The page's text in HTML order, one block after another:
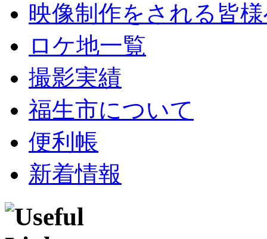
映像制作をされる皆
ロケ地一覧
撮影実績
福生市について
便利帳
新着情報